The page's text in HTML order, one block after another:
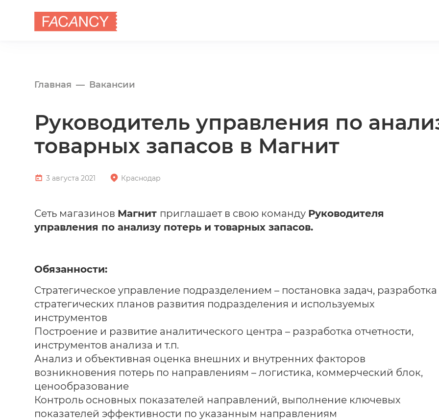
Главная Вакансии
Руководитель управления по
товарных запасов в Магнит
3 августа 2021 Краснодар
Сеть магазинов Магнит приглашает в свою команду Руководителя
управления по анализу потерь и товарных запасов.
Обязанности:
Стратегическое управление подразделением – постановка задач, разработка
стратегических планов развития подразделения и используемых
инструментов
Построение и развитие аналитического центра – разработка отчетности,
инструментов анализа и т.п.
Анализ и объективная оценка внешних и внутренних факторов
возникновения потерь по направлениям – логистика, коммерческий блок,
ценообразование
Контроль основных показателей направлений, выполнение ключевых
показателей эффективности по указанным направлениям